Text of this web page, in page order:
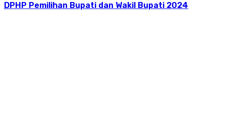
DPHP Pemilihan Bupati dan Wakil Bupati 2024